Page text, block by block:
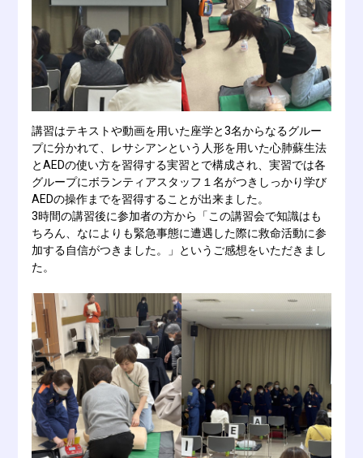
講習はテキストや動画を用いた座学と3名からなるグルー
プに分かれて、レサシアンという人形を用いた心肺蘇生法
とAEDの使い方を習得する実習とで構成され、実習では各
グループにボランティアスタッフ１名がつきしっかり学び
AEDの操作までを習得することが出来ました。
3時間の講習後に参加者の方から「この講習会で知識はも
ちろん、なによりも緊急事態に遭遇した際に救命活動に参
加する自信がつきました。」というご感想をいただきまし
た。